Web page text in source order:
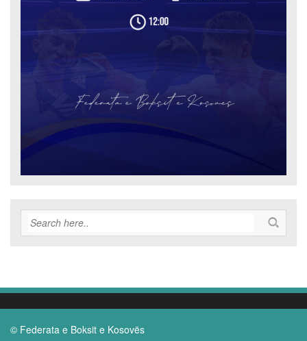
© Federata e Boksit e Kosovës